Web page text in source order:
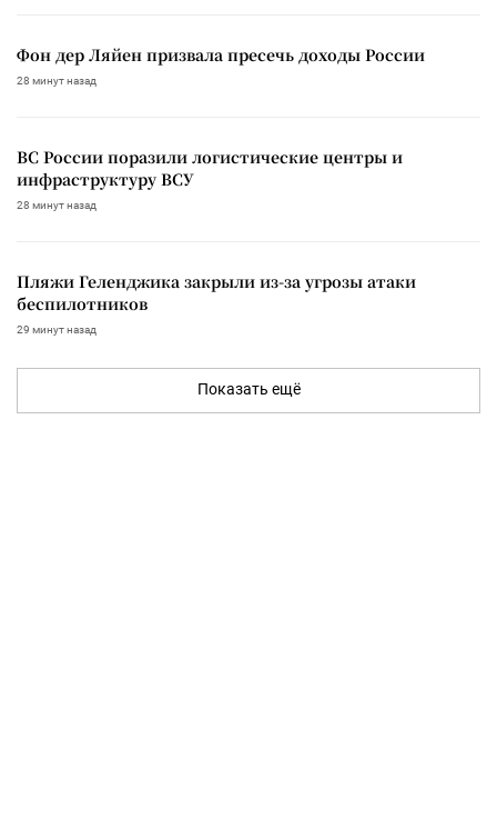
Фон дер Ляйен призвала пресечь доходы России
28 минут назад
ВС России поразили логистические центры и
инфраструктуру ВСУ
28 минут назад
Пляжи Геленджика закрыли из-за угрозы атаки
беспилотников
29 минут назад
Показать ещё